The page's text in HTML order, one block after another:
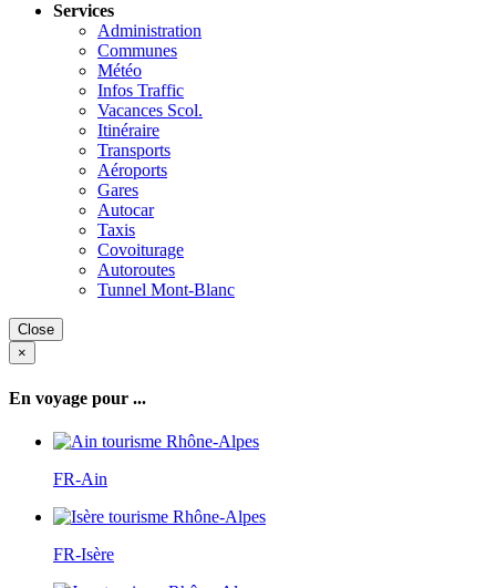
Services
Administration
Communes
Météo
Infos Traffic
Vacances Scol.
Itinéraire
Transports
Aéroports
Gares
Autocar
Taxis
Covoiturage
Autoroutes
Tunnel Mont-Blanc
Close
×
En voyage pour ...
FR-Ain
FR-Isère